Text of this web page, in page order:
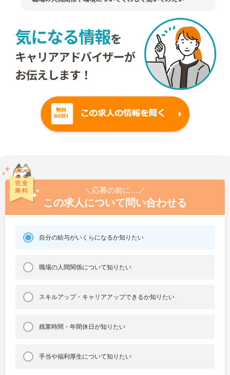
＼応募の前に…／
この求人について問い合わせる
自分の給与がいくらになるか知りたい
職場の人間関係について知りたい
スキルアップ・キャリアアップできるか知りたい
残業時間・年間休日が知りたい
手当や福利厚生について知りたい